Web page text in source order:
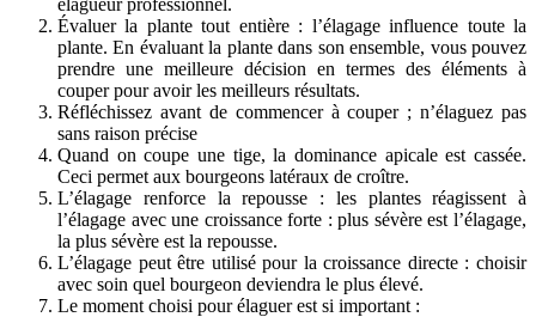
Évaluer la plante tout entière : l’élagage influence toute la
plante. En évaluant la plante dans son ensemble, vous pouvez
prendre une meilleure décision en termes des éléments à
couper pour avoir les meilleurs résultats.
Réfléchissez avant de commencer à couper ; n’élaguez pas
sans raison précise
Quand on coupe une tige, la dominance apicale est cassée.
Ceci permet aux bourgeons latéraux de croître.
L’élagage renforce la repousse : les plantes réagissent à
l’élagage avec une croissance forte : plus sévère est l’élagage,
la plus sévère est la repousse.
L’élagage peut être utilisé pour la croissance directe : choisir
avec soin quel bourgeon deviendra le plus élevé.
Le moment choisi pour élaguer est si important :